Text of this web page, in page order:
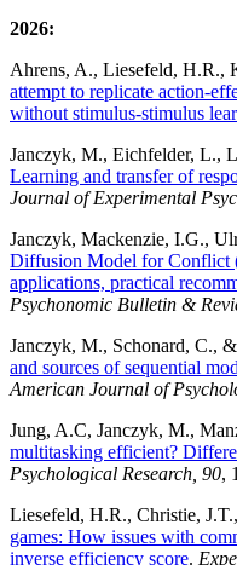
2026:
Ahrens, A., Liesefeld, H.R.,
attempt to replicate action-
without stimulus-stimulus
Janczyk, M., Eichfelder, L.,
Learning and transfer of
Journal of Experimental
Janczyk, Mackenzie, I.G.,
Diffusion Model for Conflict
applications, practical
Psychonomic Bulletin &
Janczyk, M., Schonard, C.,
and sources of sequential
American Journal of
Jung, A.C, Janczyk, M.,
multitasking efficient?
Psychological Research, 90,
Liesefeld, H.R., Christie,
games: How issues with
inverse efficiency score.